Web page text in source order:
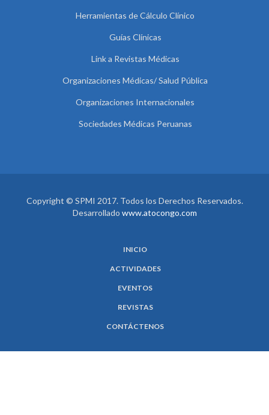
Herramientas de Cálculo Clínico
Guías Clínicas
Link a Revistas Médicas
Organizaciones Médicas/ Salud Pública
Organizaciones Internacionales
Sociedades Médicas Peruanas
Copyright © SPMI 2017. Todos los Derechos Reservados.
Desarrollado www.atocongo.com
INICIO
ACTIVIDADES
EVENTOS
REVISTAS
CONTÁCTENOS